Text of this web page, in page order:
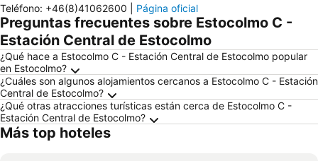
Teléfono: +46(8)41062600 Página oficial
Preguntas frecuentes sobre Estocolmo C -
Estación Central de Estocolmo
¿Qué hace a Estocolmo C - Estación Central de Estocolmo popular
en Estocolmo?
¿Cuáles son algunos alojamientos cercanos a Estocolmo C - Estación
Central de Estocolmo?
¿Qué otras atracciones turísticas están cerca de Estocolmo C -
Estación Central de Estocolmo?
Más top hoteles